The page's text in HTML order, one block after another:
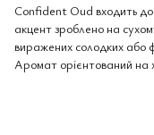
Confident Oud входить до
акцент зроблено на
виражених солодких або
Аромат орієнтований на